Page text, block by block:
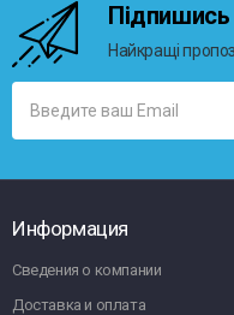
Найкращі
Информация
Сведения о компании
Доставка и оплата